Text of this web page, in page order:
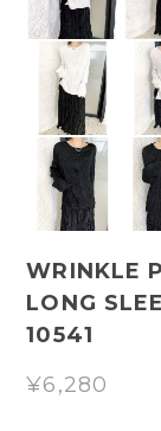
WRINKLE
LONG
10541
¥6,280